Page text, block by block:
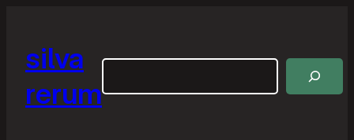
silva
rerum